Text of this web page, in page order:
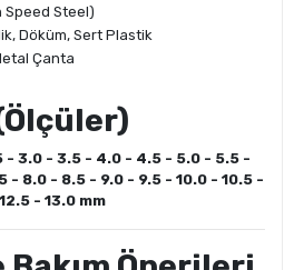
Speed Steel)
Döküm, Sert Plastik
Çanta
- 3.0 - 3.5 - 4.0 - 4.5 - 5.0 - 5.5 -
- 8.0 - 8.5 - 9.0 - 9.5 - 10.0 - 10.5 -
- 13.0 mm